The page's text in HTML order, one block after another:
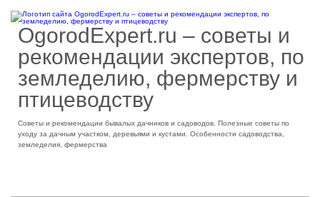
OgorodExpert.ru – cоветы и
рекомендации экспертов, по
земледелию, фермерству и
птицеводству
Советы и рекомендации бывалых дачников и садоводов. Полезные советы по
уходу за дачным участком, деревьями и кустами. Особенности садоводства,
земледелия, фермерства